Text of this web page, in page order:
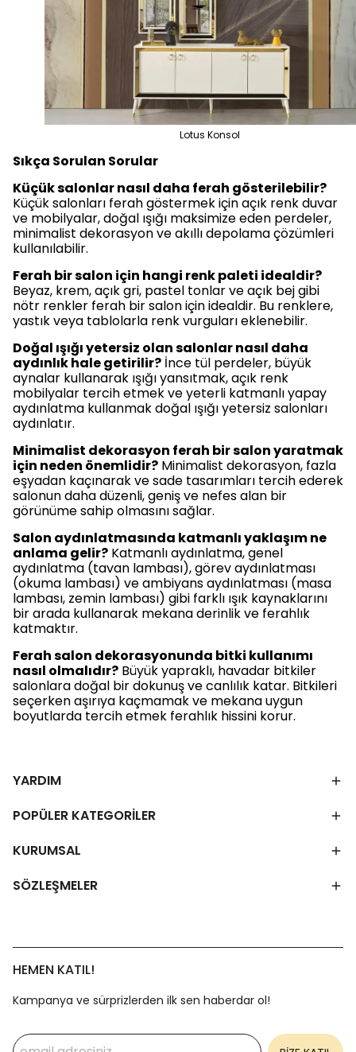
Lotus Konsol
Sıkça Sorulan Sorular
Küçük salonlar nasıl daha ferah gösterilebilir?
Küçük salonları ferah göstermek için açık renk duvar
ve mobilyalar, doğal ışığı maksimize eden perdeler,
minimalist dekorasyon ve akıllı depolama çözümleri
kullanılabilir.
Ferah bir salon için hangi renk paleti idealdir?
Beyaz, krem, açık gri, pastel tonlar ve açık bej gibi
nötr renkler ferah bir salon için idealdir. Bu renklere,
yastık veya tablolarla renk vurguları eklenebilir.
Doğal ışığı yetersiz olan salonlar nasıl daha
aydınlık hale getirilir? İnce tül perdeler, büyük
aynalar kullanarak ışığı yansıtmak, açık renk
mobilyalar tercih etmek ve yeterli katmanlı yapay
aydınlatma kullanmak doğal ışığı yetersiz salonları
aydınlatır.
Minimalist dekorasyon ferah bir salon yaratmak
için neden önemlidir? Minimalist dekorasyon, fazla
eşyadan kaçınarak ve sade tasarımları tercih ederek
salonun daha düzenli, geniş ve nefes alan bir
görünüme sahip olmasını sağlar.
Salon aydınlatmasında katmanlı yaklaşım ne
anlama gelir? Katmanlı aydınlatma, genel
aydınlatma (tavan lambası), görev aydınlatması
(okuma lambası) ve ambiyans aydınlatması (masa
lambası, zemin lambası) gibi farklı ışık kaynaklarını
bir arada kullanarak mekana derinlik ve ferahlık
katmaktır.
Ferah salon dekorasyonunda bitki kullanımı
nasıl olmalıdır? Büyük yapraklı, havadar bitkiler
salonlara doğal bir dokunuş ve canlılık katar. Bitkileri
seçerken aşırıya kaçmamak ve mekana uygun
boyutlarda tercih etmek ferahlık hissini korur.
YARDIM
POPÜLER KATEGORİLER
KURUMSAL
SÖZLEŞMELER
HEMEN KATIL!
Kampanya ve sürprizlerden ilk sen haberdar ol!